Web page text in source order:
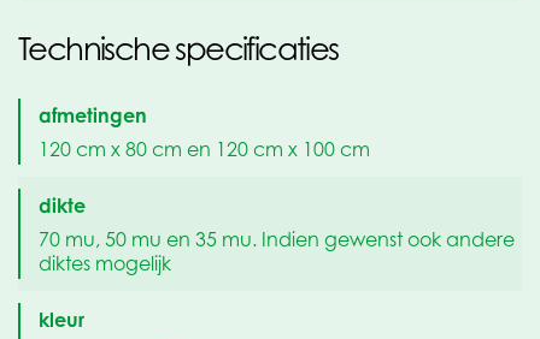
Technische specificaties
afmetingen
120 cm x 80 cm en 120 cm x 100 cm
dikte
70 mu, 50 mu en 35 mu. Indien gewenst ook andere
diktes mogelijk
kleur